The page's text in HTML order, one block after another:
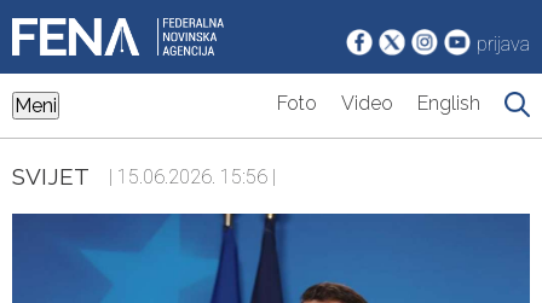
prijava
Meni Foto Video English
SVIJET | 15.06.2026. 15:56 |